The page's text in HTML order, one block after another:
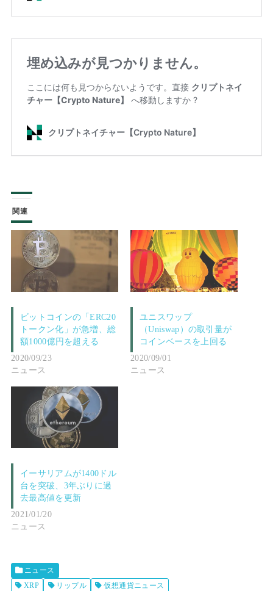
関連
ビットコインの「ERC20
トークン化」が急増、総
額1000億円を超える
2020/09/23
ニュース
ユニスワップ
（Uniswap）の取引量が
コインベースを上回る
2020/09/01
ニュース
イーサリアムが1400ドル
台を突破、3年ぶりに過
去最高値を更新
2021/01/20
ニュース
ニュース
XRP
リップル 仮想通貨ニュース